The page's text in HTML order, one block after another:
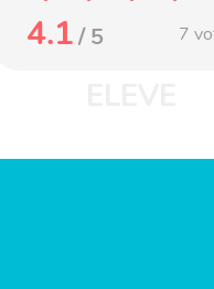
4.1/ 5 7